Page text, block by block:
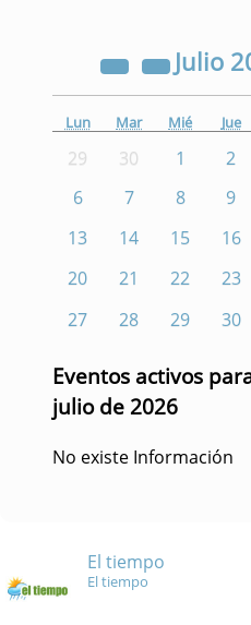
Julio
Lun Mar Mié Jue
29 30 1 2
6
7 8 9
13
14 15 16
20
21 22 23
27
28 29 30
Eventos activos
julio de 2026
No existe Información
El tiempo
El tiempo